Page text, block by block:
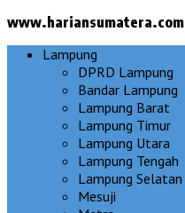
www.hariansumatera.com
Lampung
DPRD Lampung
Bandar Lampung
Lampung Barat
Lampung Timur
Lampung Utara
Lampung Tengah
Lampung Selatan
Mesuji